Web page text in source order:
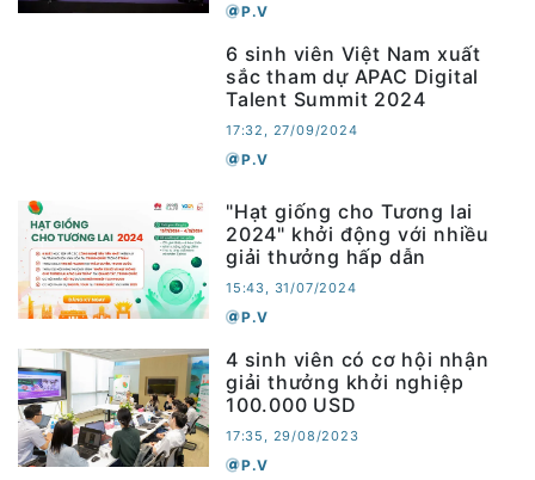
P.V
6 sinh viên Việt Nam xuất
sắc tham dự APAC Digital
Talent Summit 2024
17:32, 27/09/2024
P.V
"Hạt giống cho Tương lai
2024" khởi động với nhiều
giải thưởng hấp dẫn
15:43, 31/07/2024
P.V
4 sinh viên có cơ hội nhận
giải thưởng khởi nghiệp
100.000 USD
17:35, 29/08/2023
P.V